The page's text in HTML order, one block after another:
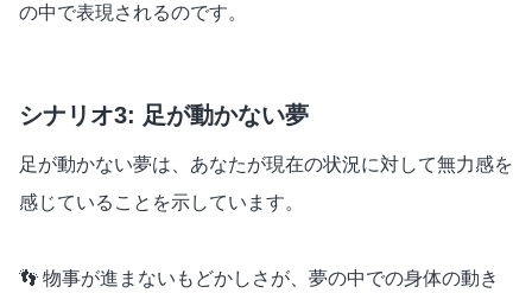
の中で表現されるのです。
シナリオ3: 足が動かない夢
足が動かない夢は、あなたが現在の状況に対して無力感を
感じていることを示しています。
👣 物事が進まないもどかしさが、夢の中での身体の動き